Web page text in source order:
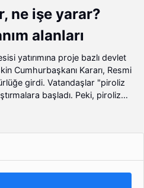
ne işe yarar?
alanları
yatırımına proje bazlı devlet
Cumhurbaşkanı Kararı, Resmi
girdi. Vatandaşlar "piroliz
başladı. Peki, piroliz